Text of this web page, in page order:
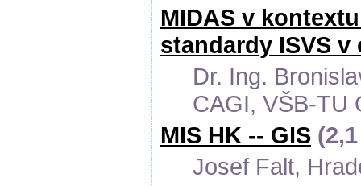
MIDAS v
standardy ISVS
Dr. Ing.
CAGI, VŠB-TU
MIS HK -- GIS
Josef Falt,